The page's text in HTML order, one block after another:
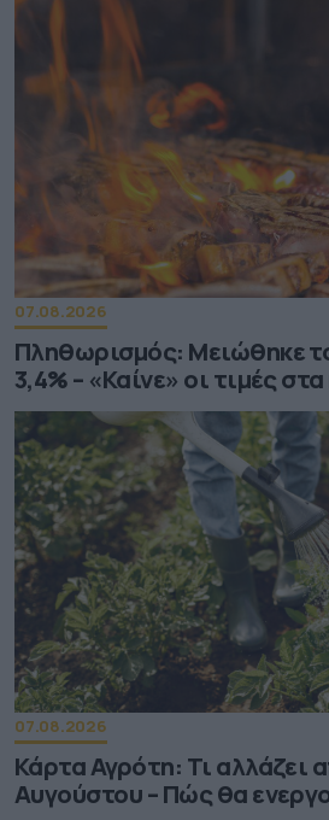
07.08.2026
Πληθωρισμός: Μειώθηκε
3,4% – «Καίνε» οι τιμές
07.08.2026
Κάρτα Αγρότη: Τι αλλάζει
Αυγούστου – Πώς θα